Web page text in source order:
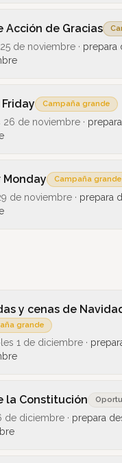
Acción de Gracias
de noviembre · prepara
Campaña grande
26 de noviembre ·
Monday Campaña grande
de noviembre · prepara
y cenas de
grande
1 de diciembre ·
la Constitución
de diciembre · prepara